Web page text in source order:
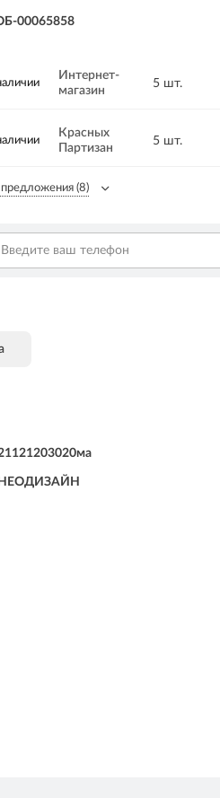
00065858
Интернет-
магазин
5 шт.
Красных
Партизан
5 шт.
(8)
НЕОДИЗАЙН